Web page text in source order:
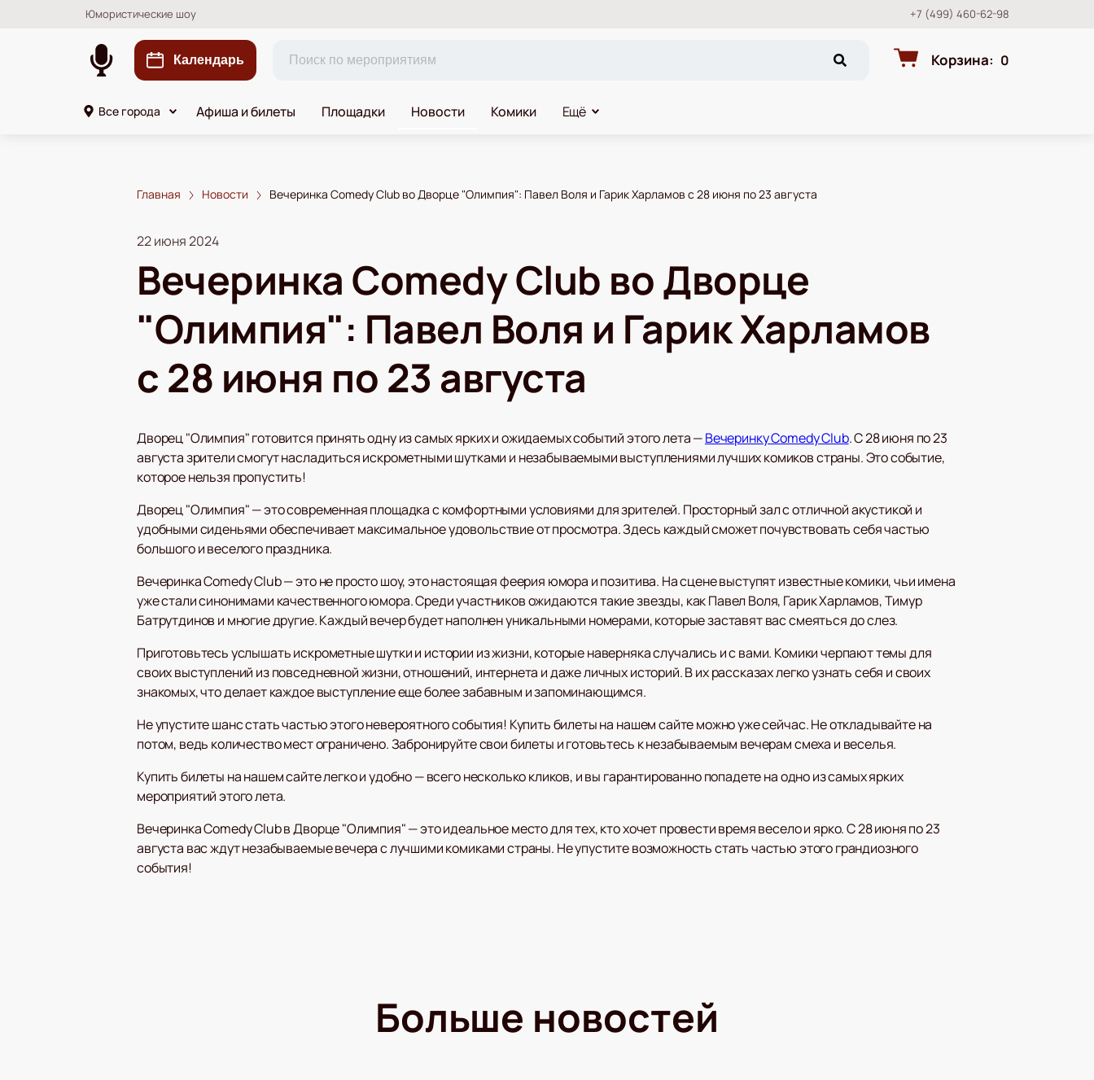
Юмористические шоу +7 (499) 460-62-98
Календарь Корзина: 0
Все города Афиша и билеты Площадки Новости Комики Ещё
Главная Новости Вечеринка Comedy Club во Дворце "Олимпия": Павел Воля и Гарик Харламов с 28 июня по 23 августа
22 июня 2024
Вечеринка Comedy Club во Дворце
"Олимпия": Павел Воля и Гарик Харламов
с 28 июня по 23 августа
Дворец "Олимпия" готовится принять одну из самых ярких и ожидаемых событий этого лета —Вечеринку Comedy Club. С 28 июня по 23
августа зрители смогут насладиться искрометными шутками и незабываемыми выступлениями лучших комиков страны. Это событие,
которое нельзя пропустить!
Дворец "Олимпия" — это современная площадка с комфортными условиями для зрителей. Просторный зал с отличной акустикой и
удобными сиденьями обеспечивает максимальное удовольствие от просмотра. Здесь каждый сможет почувствовать себя частью
большого и веселого праздника.
Вечеринка Comedy Club — это не просто шоу, это настоящая феерия юмора и позитива. На сцене выступят известные комики, чьи имена
уже стали синонимами качественного юмора. Среди участников ожидаются такие звезды, как Павел Воля, Гарик Харламов, Тимур
Батрутдинов и многие другие. Каждый вечер будет наполнен уникальными номерами, которые заставят вас смеяться до слез.
Приготовьтесь услышать искрометные шутки и истории из жизни, которые наверняка случались и с вами. Комики черпают темы для
своих выступлений из повседневной жизни, отношений, интернета и даже личных историй. В их рассказах легко узнать себя и своих
знакомых, что делает каждое выступление еще более забавным и запоминающимся.
Не упустите шанс стать частью этого невероятного события! Купить билеты на нашем сайте можно уже сейчас. Не откладывайте на
потом, ведь количество мест ограничено. Забронируйте свои билеты и готовьтесь к незабываемым вечерам смеха и веселья.
Купить билеты на нашем сайте легко и удобно — всего несколько кликов, и вы гарантированно попадете на одно из самых ярких
мероприятий этого лета.
Вечеринка Comedy Club в Дворце "Олимпия" — это идеальное место для тех, кто хочет провести время весело и ярко. С 28 июня по 23
августа вас ждут незабываемые вечера с лучшими комиками страны. Не упустите возможность стать частью этого грандиозного
события!
Больше новостей